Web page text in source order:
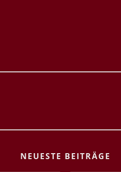
NEUESTE BEITRÄGE